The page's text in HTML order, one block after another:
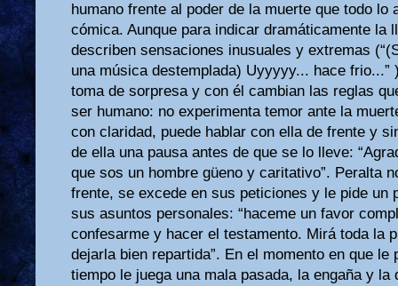
humano frente al poder de la muerte que todo lo
cómica. Aunque para indicar dramáticamente la
describen sensaciones inusuales y extremas
una música destemplada) Uyyyyy... hace frio...”
toma de sorpresa y con él cambian las reglas
ser humano: no experimenta temor ante la
con claridad, puede hablar con ella de frente y
de ella una pausa antes de que se lo lleve:
que sos un hombre güeno y caritativo”. Peralta
frente, se excede en sus peticiones y le pide un
sus asuntos personales: “haceme un favor
confesarme y hacer el testamento. Mirá toda la
dejarla bien repartida”. En el momento en que
tiempo le juega una mala pasada, la engaña y la